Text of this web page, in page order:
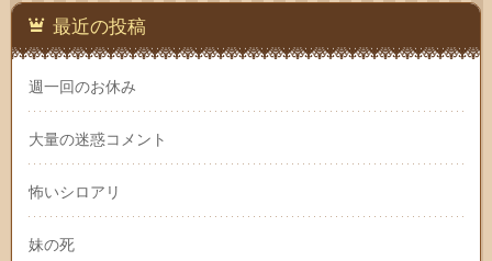
最近の投稿
週一回のお休み
大量の迷惑コメント
怖いシロアリ
妹の死